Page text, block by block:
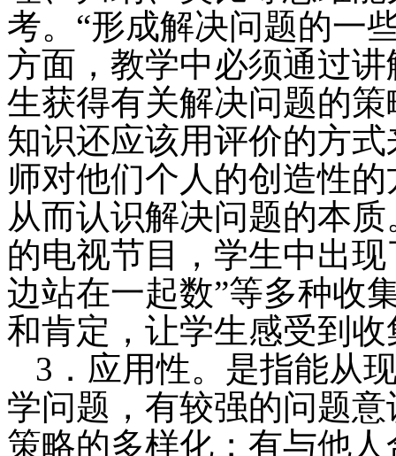
考。“形成解决问题的一
方面，教学中必须通过
生获得有关解决问题的
知识还应该用评价的方
师对他们个人的创造性
从而认识解决问题的本
的电视节目，学生中出现
边站在一起数”等多种收
和肯定，让学生感受到
3．应用性。是指能从
学问题，有较强的问题
策略的多样化；有与他